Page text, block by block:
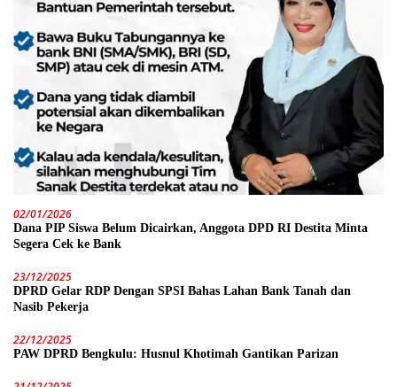
02/01/2026
Dana PIP Siswa Belum Dicairkan, Anggota DPD RI Destita Minta
Segera Cek ke Bank
23/12/2025
DPRD Gelar RDP Dengan SPSI Bahas Lahan Bank Tanah dan
Nasib Pekerja
22/12/2025
PAW DPRD Bengkulu: Husnul Khotimah Gantikan Parizan